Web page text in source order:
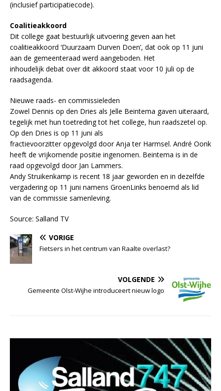
(inclusief participatiecode).
Coalitieakkoord
Dit college gaat bestuurlijk uitvoering geven aan het
coalitieakkoord ‘Duurzaam Durven Doen’, dat ook op 11 juni
aan de gemeenteraad werd aangeboden. Het
inhoudelijk debat over dit akkoord staat voor 10 juli op de
raadsagenda.
Nieuwe raads- en commissieleden
Zowel Dennis op den Dries als Jelle Beintema gaven uiteraard,
tegelijk met hun toetreding tot het college, hun raadszetel op.
Op den Dries is op 11 juni als
fractievoorzitter opgevolgd door Anja ter Harmsel. André Oonk
heeft de vrijkomende positie ingenomen. Beintema is in de
raad opgevolgd door Jan Lammers.
Andy Struikenkamp is recent 18 jaar geworden en in dezelfde
vergadering op 11 juni namens GroenLinks benoemd als lid
van de commissie samenleving.
Source: Salland TV
VORIGE
Fietsers in het centrum van Raalte overlast?
VOLGENDE
Gemeente Olst-Wijhe introduceert nieuw logo